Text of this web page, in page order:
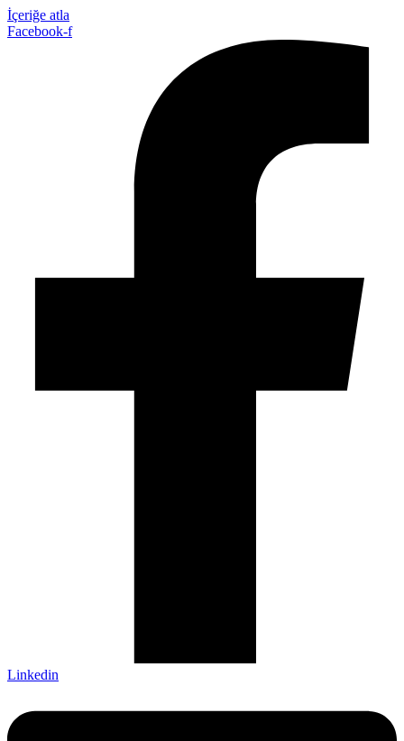
İçeriğe atla
Facebook-f
Linkedin